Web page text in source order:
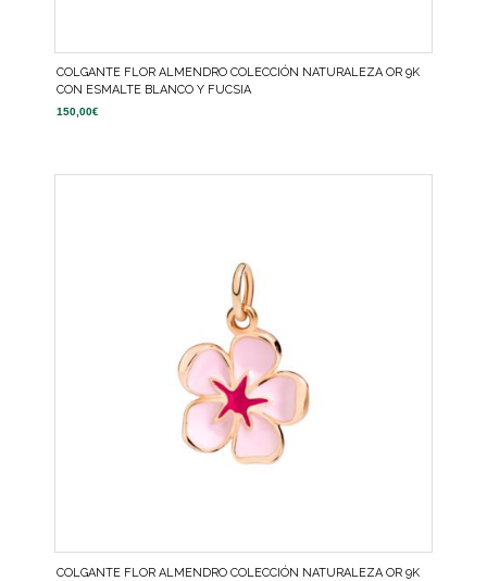
COLGANTE FLOR ALMENDRO COLECCIÓN NATURALEZA OR 9K
CON ESMALTE BLANCO Y FUCSIA
150,00€
COLGANTE FLOR ALMENDRO COLECCIÓN NATURALEZA OR 9K